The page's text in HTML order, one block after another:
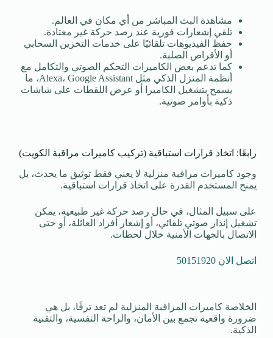
مشاهدة البث المباشر من أي مكان في العالم.
تلقي إشعارات فورية عند رصد حركة غير معتادة.
حفظ الفيديوهات تلقائيًا على خدمات التخزين السحابي
أو الأقراص الصلبة.
كما تدعم بعض الكاميرات التحكم الصوتي والتكامل مع
أنظمة المنزل الذكي مثل Alexa، Google Assistant، ما
يسمح بتشغيل الكاميرا أو عرض اللقطات على شاشات
ذكية بأوامر صوتية.
رابعًا: اتخاذ قرارات استباقية (تركيب كاميرات مراقبة الكويت)
وجود كاميرات مراقبة منزلية لا يعني فقط توثيق ما يحدث، بل
يمنح المستخدم القدرة على اتخاذ قرارات استباقية.
على سبيل المثال، في حال رصد حركة غير طبيعية، يمكن
تشغيل إنذار صوتي تلقائي، أو إشعار أفراد العائلة، أو حتى
الاتصال بالجهات الأمنية خلال لحظات.
اتصل الان 50151920
الخلاصة كاميرات المراقبة المنزلية لم تعد ترفًا، بل هي
ضرورة واقعية تجمع بين الأمان، والراحة النفسية، والتقنية
الذكية.